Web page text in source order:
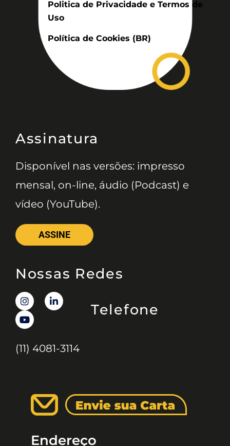
Politica de Privacidade e Termos de
Uso
Política de Cookies (BR)
Assinatura
Disponível nas versões: impresso
mensal, on-line, áudio (Podcast) e
vídeo (YouTube).
ASSINE
Nossas Redes
Telefone
(11) 4081-3114
Endereço